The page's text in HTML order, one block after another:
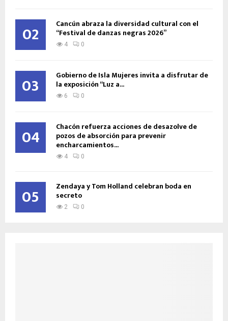
02 Cancún abraza la diversidad cultural con el
“Festival de danzas negras 2026”
4 0
03 Gobierno de Isla Mujeres invita a disfrutar de
la exposición “Luz a...
6 0
04 Chacón refuerza acciones de desazolve de
pozos de absorción para prevenir
encharcamientos...
4 0
05 Zendaya y Tom Holland celebran boda en
secreto
2 0